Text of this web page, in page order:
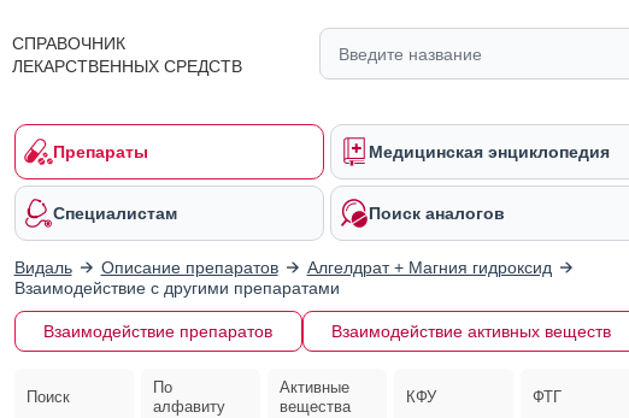
СПРАВОЧНИК
ЛЕКАРСТВЕННЫХ СРЕДСТВ
Препараты Медицинская энциклопедия
Специалистам Поиск аналогов
Видаль Описание препаратов
Алгелдрат + Магния гидроксид
Взаимодействие с другими препаратами
Взаимодействие препаратов Взаимодействие активных веществ
Поиск
По
алфавиту
Активные
вещества
КФУ ФТГ